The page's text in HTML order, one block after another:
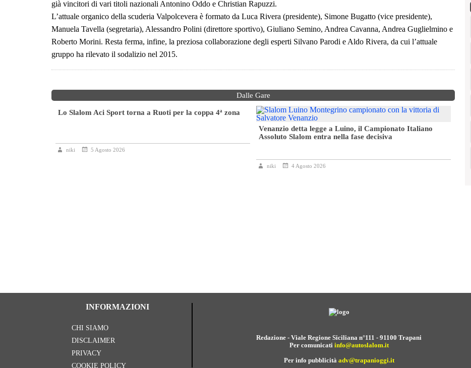
già vincitori di vari titoli nazionali Antonino Oddo e Christian Rapuzzi.
L’attuale organico della scuderia Valpolcevera è formato da Luca Rivera (presidente), Simone Bugatto (vice presidente),
Manuela Tavella (segretaria), Alessandro Polini (direttore sportivo), Giuliano Semino, Andrea Cavanna, Andrea Guglielmino e
Roberto Morini. Resta ferma, infine, la preziosa collaborazione degli esperti Silvano Parodi e Aldo Rivera, da cui l’attuale
gruppo ha rilevato il sodalizio nel 2015.
Dalle Gare
Lo Slalom Aci Sport torna a Ruoti per la coppa 4ª zona
niki 5 Agosto 2026
Venanzio detta legge a Luino, il Campionato Italiano
Assoluto Slalom entra nella fase decisiva
niki 4 Agosto 2026
INFORMAZIONI
CHI SIAMO
DISCLAIMER
PRIVACY
COOKIE POLICY
Redazione - Viale Regione Siciliana n°111 - 91100 Trapani
Per comunicati info@autoslalom.it
Per info pubblicità adv@trapanioggi.it